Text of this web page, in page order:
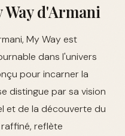
d'Armani
My Way est
dans l'univers
pour incarner la
distingue par sa vision
et de la découverte du
reflète